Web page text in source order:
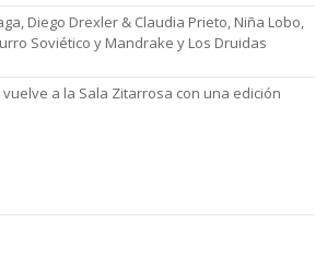
Diego Drexler & Claudia Prieto, Niña Lobo,
Soviético y Mandrake y Los Druidas
vuelve a la Sala Zitarrosa con una edición